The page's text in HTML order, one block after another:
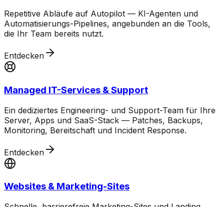
Repetitive Abläufe auf Autopilot — KI-Agenten und
Automatisierungs-Pipelines, angebunden an die Tools,
die Ihr Team bereits nutzt.
Entdecken
Managed IT-Services & Support
Ein dediziertes Engineering- und Support-Team für Ihre
Server, Apps und SaaS-Stack — Patches, Backups,
Monitoring, Bereitschaft und Incident Response.
Entdecken
Websites & Marketing-Sites